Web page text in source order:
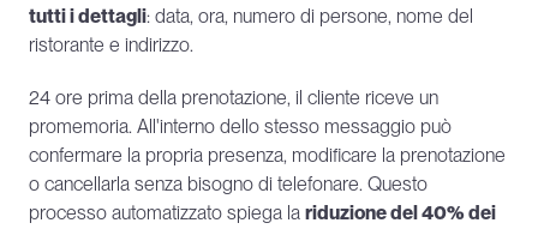
tutti i dettagli: data, ora, numero di persone, nome del
ristorante e indirizzo.
24 ore prima della prenotazione, il cliente riceve un
promemoria. All'interno dello stesso messaggio può
confermare la propria presenza, modificare la prenotazione
o cancellarla senza bisogno di telefonare. Questo
processo automatizzato spiega la riduzione del 40% dei